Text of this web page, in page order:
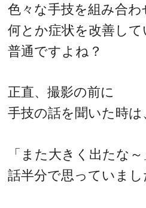
色々な手技を組み合わ
何とか症状を改善し
普通ですよね？
正直、撮影の前に
手技の話を聞いた時は
「また大きく出たな
話半分で思っていまし